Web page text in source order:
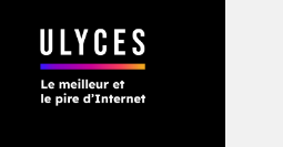
», comme il est
par ses
nous